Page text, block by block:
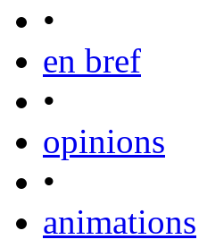
•
en bref
•
opinions
•
animations